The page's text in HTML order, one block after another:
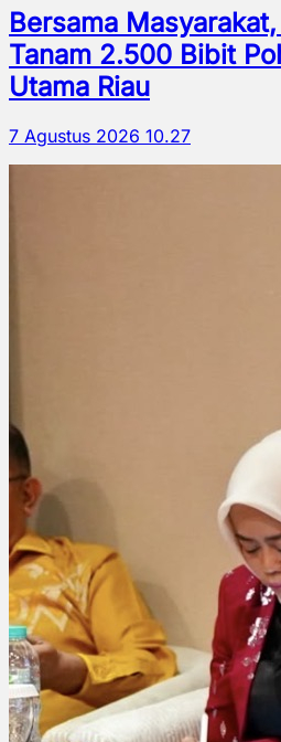
Bersama
Tanam 2.500 Bibit
Utama Riau
7 Agustus 2026 10.27